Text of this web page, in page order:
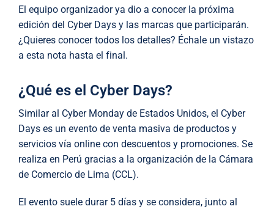
El equipo organizador ya dio a conocer la próxima
edición del Cyber Days y las marcas que participarán.
¿Quieres conocer todos los detalles? Échale un vistazo
a esta nota hasta el final.
¿Qué es el Cyber Days?
Similar al Cyber Monday de Estados Unidos, el Cyber
Days es un evento de venta masiva de productos y
servicios vía online con descuentos y promociones. Se
realiza en Perú gracias a la organización de la Cámara
de Comercio de Lima (CCL).
El evento suele durar 5 días y se considera, junto al